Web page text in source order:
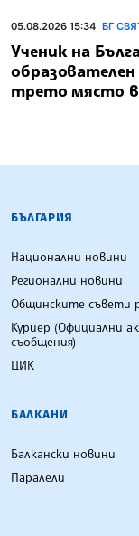
05.08.2026 15:34 БГ
Ученик на
трето място в
БЪЛГАРСКА
БЪЛГАРИЯ
Национални новини
Регионални новини
Общинските съвети
Куриер (Официални
съобщения)
ЦИК
БАЛКАНИ
Балкански новини
Паралели